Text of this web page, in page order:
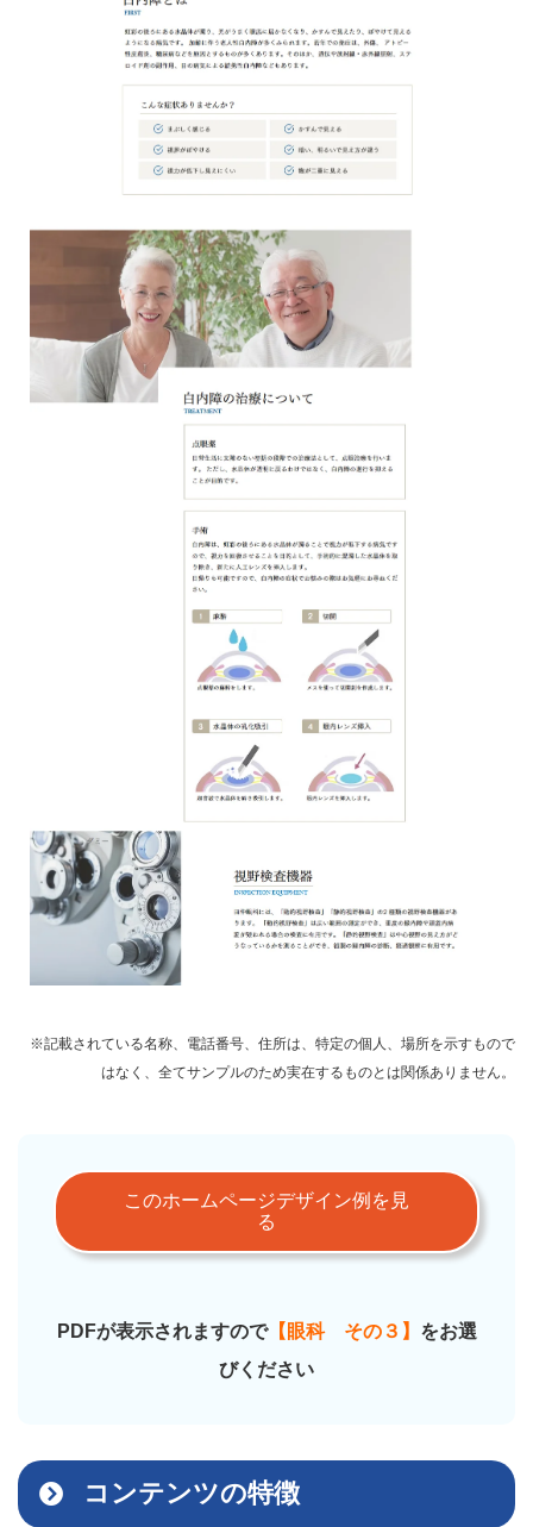
※記載されている名称、電話番号、住所は、特定の個人、場所を示すもので
はなく、全てサンプルのため実在するものとは関係ありません。
このホームページデザイン例を見
る
PDFが表示されますので【眼科 その３】 をお選
びください
コンテンツの特徴